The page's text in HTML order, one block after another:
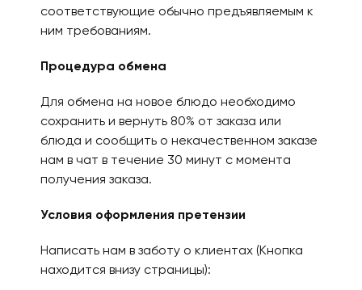
соответствующие обычно предъявляемым к
ним требованиям.
Процедура обмена
Для обмена на новое блюдо необходимо
сохранить и вернуть 80% от заказа или
блюда и сообщить о некачественном заказе
нам в чат в течение 30 минут с момента
получения заказа.
Условия оформления претензии
Написать нам в заботу о клиентах (Кнопка
находится внизу страницы):